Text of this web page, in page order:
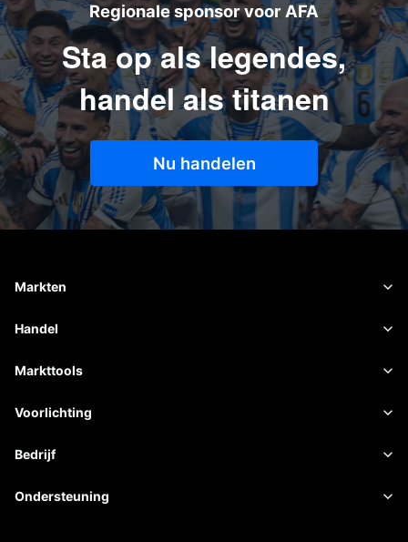
Regionale sponsor voor AFA
Sta op als legendes,
handel als titanen
Nu handelen
Markten
Forex
Grondstoffen
Handel
Handelsplatform
Contractspecificaties
Markttools
Marktgegevens
Economische kalender
Voorlichting
Basis
Academy
Bedrijf
Over Mitrade
Ondersteuning